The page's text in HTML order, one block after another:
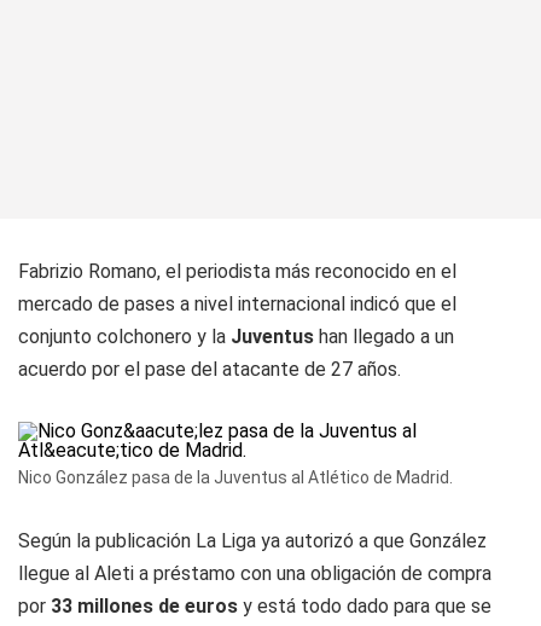
Fabrizio Romano, el periodista más reconocido en el
mercado de pases a nivel internacional indicó que el
conjunto colchonero y la Juventus han llegado a un
acuerdo por el pase del atacante de 27 años.
Nico González pasa de la Juventus al Atlético de Madrid.
Según la publicación La Liga ya autorizó a que González
llegue al Aleti a préstamo con una obligación de compra
por 33 millones de euros y está todo dado para que se